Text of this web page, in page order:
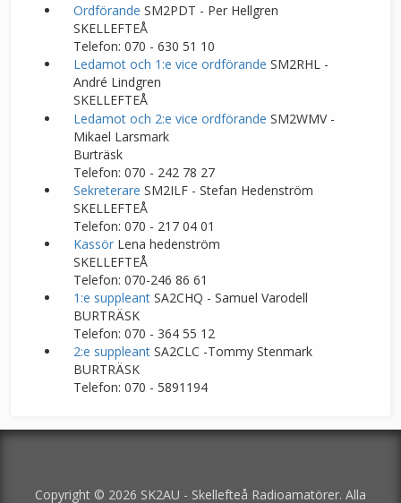
Ordförande SM2PDT - Per Hellgren
SKELLEFTEÅ
Telefon: 070 - 630 51 10
Ledamot och 1:e vice ordförande SM2RHL -
André Lindgren
SKELLEFTEÅ
Ledamot och 2:e vice ordförande SM2WMV -
Mikael Larsmark
Burträsk
Telefon: 070 - 242 78 27
Sekreterare SM2ILF - Stefan Hedenström
SKELLEFTEÅ
Telefon: 070 - 217 04 01
Kassör Lena hedenström
SKELLEFTEÅ
Telefon: 070-246 86 61
1:e suppleant SA2CHQ - Samuel Varodell
BURTRÄSK
Telefon: 070 - 364 55 12
2:e suppleant SA2CLC -Tommy Stenmark
BURTRÄSK
Telefon: 070 - 5891194
Copyright © 2026 SK2AU - Skellefteå Radioamatörer. Alla